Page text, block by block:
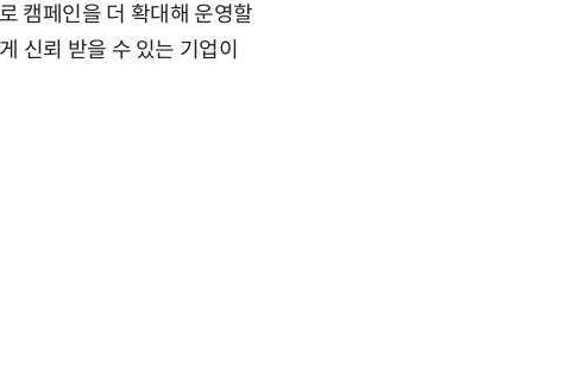
캠페인을 더 확대해 운영할
신뢰 받을 수 있는 기업이